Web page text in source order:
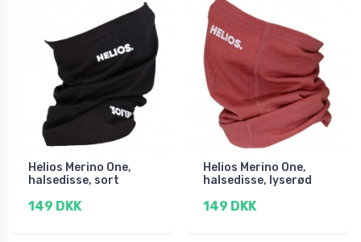
Helios Merino One,
halsedisse, sort
149 DKK
Helios Merino One,
halsedisse, lyserød
149 DKK